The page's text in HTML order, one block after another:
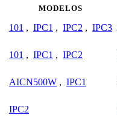
MODELOS
101 , IPC1 , IPC2 , IPC3
101 , IPC1 , IPC2
AICN500W , IPC1
IPC2